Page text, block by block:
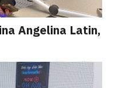
Angelina Latin,